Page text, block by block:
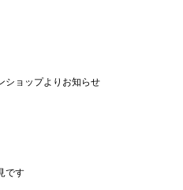
ショップよりお知らせ
です